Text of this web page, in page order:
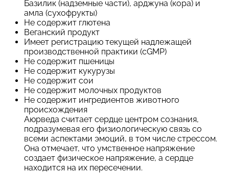
Базилик (надземные части), арджуна (кора) и
амла (сухофрукты)
Не содержит глютена
Веганский продукт
Имеет регистрацию текущей надлежащей
производственной практики (cGMP)
Не содержит пшеницы
Не содержит кукурузы
Не содержит сои
Не содержит молочных продуктов
Не содержит ингредиентов животного
происхождения
Аюрведа считает сердце центром сознания,
подразумевая его физиологическую связь со
всеми аспектами эмоций, в том числе стрессом.
Она отмечает, что умственное напряжение
создает физическое напряжение, а сердце
находится на их пересечении.